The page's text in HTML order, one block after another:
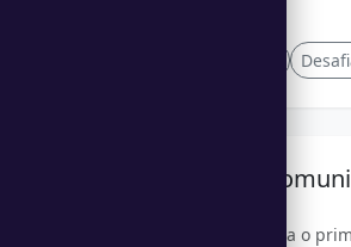
Avaliação da
Seja o